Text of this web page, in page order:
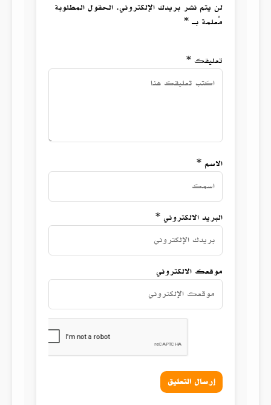
لن يتم نشر بريدك الإلكتروني. الحقول المطلوبة
مُعلمة بـ *
تعليقك *
الاسم *
البريد الالكتروني *
موقعك الالكتروني
إرسال التعليق